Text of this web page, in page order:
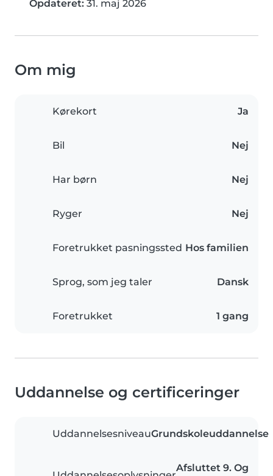
Opdateret: 31. maj 2026
Om mig
Kørekort Ja
Bil Nej
Har børn Nej
Ryger Nej
Foretrukket pasningssted Hos familien
Sprog, som jeg taler Dansk
Foretrukket 1 gang
Uddannelse og certificeringer
UddannelsesniveauGrundskoleuddannelse
Afsluttet 9. Og